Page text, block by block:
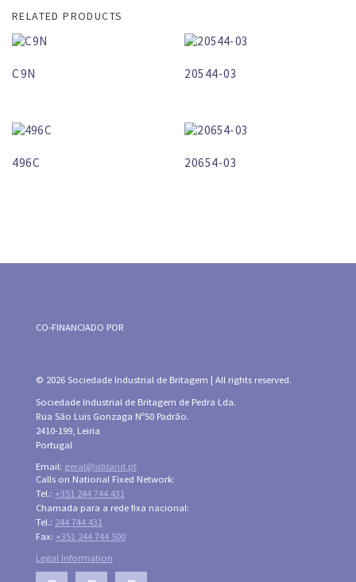
RELATED PRODUCTS
C9N 20544-03
496C 20654-03
CO-FINANCIADO POR
© 2026 Sociedade Industrial de Britagem | All rights reserved.
Sociedade Industrial de Britagem de Pedra Lda.
Rua São Luis Gonzaga Nº50 Padrão.
2410-199, Leiria
Portugal
Email: geral@sibland.pt
Calls on National Fixed Network:
Tel.: +351 244 744 431
Chamada para a rede fixa nacional:
Tel.: 244 744 431
Fax: +351 244 744 500
Legal Information